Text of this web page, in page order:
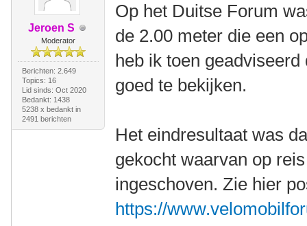
Jeroen S
Moderator
Berichten: 2.649
Topics: 16
Lid sinds: Oct 2020
Bedankt: 1438
5238 x bedankt in
2491 berichten
Op het Duitse Forum
de 2.00 meter die een
heb ik toen
goed te bekijken.
Het eindresultaat was
gekocht waarvan op
ingeschoven. Zie hier
https://